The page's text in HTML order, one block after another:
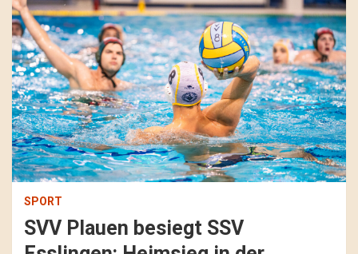
SPORT
SVV Plauen besiegt SSV